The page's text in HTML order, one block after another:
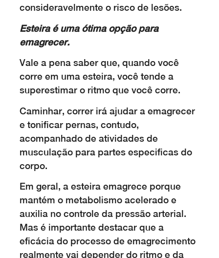
consideravelmente o risco de lesões.
Esteira é uma ótima opção para
emagrecer.
Vale a pena saber que, quando você
corre em uma esteira, você tende a
superestimar o ritmo que você corre.
Caminhar, correr irá ajudar a emagrecer
e tonificar pernas, contudo,
acompanhado de atividades de
musculação para partes especificas do
corpo.
Em geral, a esteira emagrece porque
mantém o metabolismo acelerado e
auxilia no controle da pressão arterial.
Mas é importante destacar que a
eficácia do processo de emagrecimento
realmente vai depender do ritmo e da